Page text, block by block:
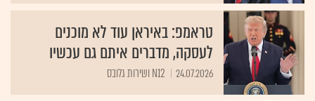
טראמפ: באיראן עוד לא מוכנים
לעסקה, מדברים איתם גם עכשיו
24.07.2026 N12 ושירות גלובס